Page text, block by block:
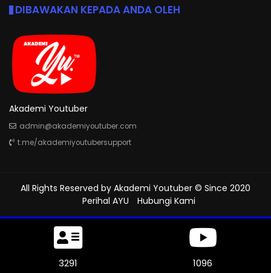
DIBAWAKAN KEPADA ANDA OLEH
Akademi Youtuber
admin@akademiyoutuber.com
t.me/akademiyoutubersupport
All Rights Reserved by Akademi Youtuber © Since 2020
Perihal AYU
Hubungi Kami
3696 1232